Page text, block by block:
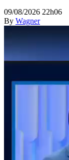
09/08/2026 22h06
By Wagner